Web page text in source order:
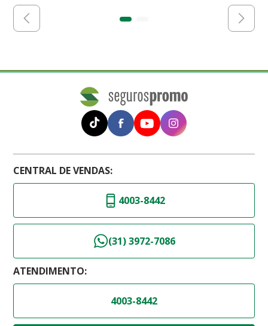
CENTRAL DE VENDAS:
4003-8442
(31) 3972-7086
ATENDIMENTO:
4003-8442